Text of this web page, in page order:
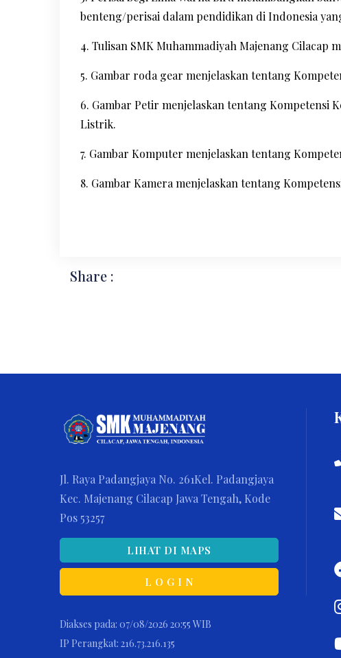
benteng/perisai dalam pendidikan di Indonesia
4. Tulisan SMK Muhammadiyah Majenang Cilacap
5. Gambar roda gear menjelaskan tentang
6. Gambar Petir menjelaskan tentang Kompetensi
Listrik.
7. Gambar Komputer menjelaskan tentang
8. Gambar Kamera menjelaskan tentang
Share :
Jl. Raya Padangjaya No. 261Kel. Padangjaya
Kec. Majenang Cilacap Jawa Tengah, Kode
Pos 53257
LIHAT DI MAPS
L O G I N
Diakses pada: 07/08/2026 20:55 WIB
IP Perangkat: 216.73.216.135